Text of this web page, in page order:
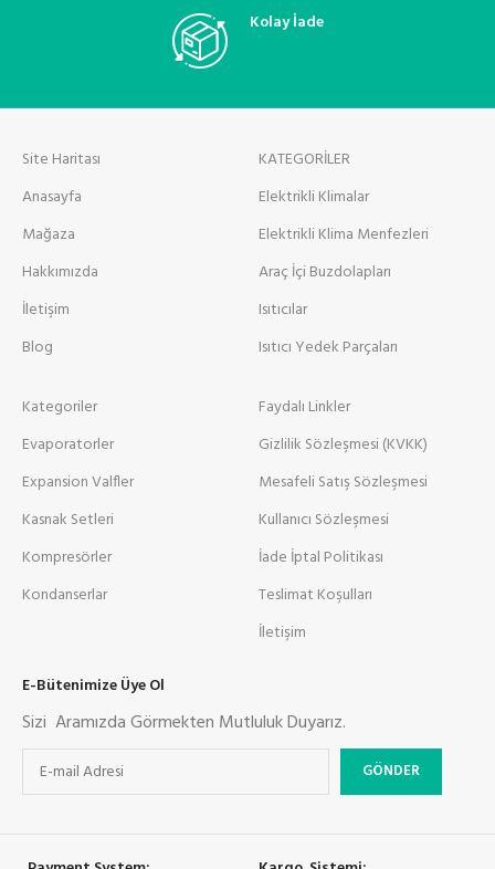
Kolay İade
Site Haritası
Anasayfa
Mağaza
Hakkımızda
İletişim
Blog
KATEGORİLER
Elektrikli Klimalar
Elektrikli Klima Menfezleri
Araç İçi Buzdolapları
Isıtıcılar
Isıtıcı Yedek Parçaları
Kategoriler
Evaporatorler
Expansion Valfler
Kasnak Setleri
Kompresörler
Kondanserlar
Faydalı Linkler
Gizlilik Sözleşmesi (KVKK)
Mesafeli Satış Sözleşmesi
Kullanıcı Sözleşmesi
İade İptal Politikası
Teslimat Koşulları
İletişim
E-Bütenimize Üye Ol
Sizi Aramızda Görmekten Mutluluk Duyarız.